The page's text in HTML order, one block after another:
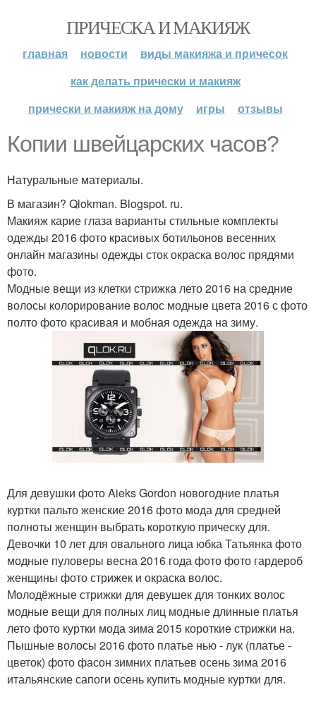
ПРИЧЕСКА И МАКИЯЖ
главная новости
виды макияжа и причесок
как делать прически и макияж
прически и макияж на дому
игры отзывы
Копии швейцарских часов?
Натуральные материалы.
В магазин? Qlokman. Blogspot. ru.
Макияж карие глаза варианты стильные комплекты
одежды 2016 фото красивых ботильонов весенних
онлайн магазины одежды сток окраска волос прядями
фото.
Модные вещи из клетки стрижка лето 2016 на средние
волосы колорирование волос модные цвета 2016 с фото
полто фото красивая и мобная одежда на зиму.
Для девушки фото Aieks Gordon новогодние платья
куртки пальто женские 2016 фото мода для средней
полноты женщин выбрать короткую прическу для.
Девочки 10 лет для овального лица юбка Татьянка фото
модные пуловеры весна 2016 года фото фото гардероб
женщины фото стрижек и окраска волос.
Молодёжные стрижки для девушек для тонких волос
модные вещи для полных лиц модные длинные платья
лето фото куртки мода зима 2015 короткие стрижки на.
Пышные волосы 2016 фото платье нью - лук (платье -
цветок) фото фасон зимних платьев осень зима 2016
итальянские сапоги осень купить модные куртки для.